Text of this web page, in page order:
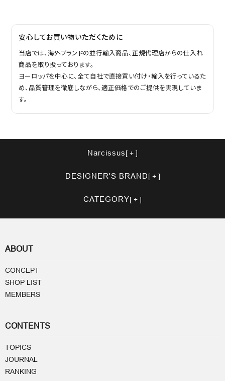
安心してお買い物いただくために
当店では、海外ブランドの並行輸入商品、正規代理店からの仕入れ
商品を取り扱っております。
ヨーロッパを中心に、全て自社で直接買い付け・輸入を行っているた
め、品質管理を徹底しながら、適正価格でのご提供を実現していま
す。
Narcissus
DESIGNER'S BRAND
CATEGORY
ABOUT
CONCEPT
SHOP LIST
MEMBERS
CONTENTS
TOPICS
JOURNAL
RANKING